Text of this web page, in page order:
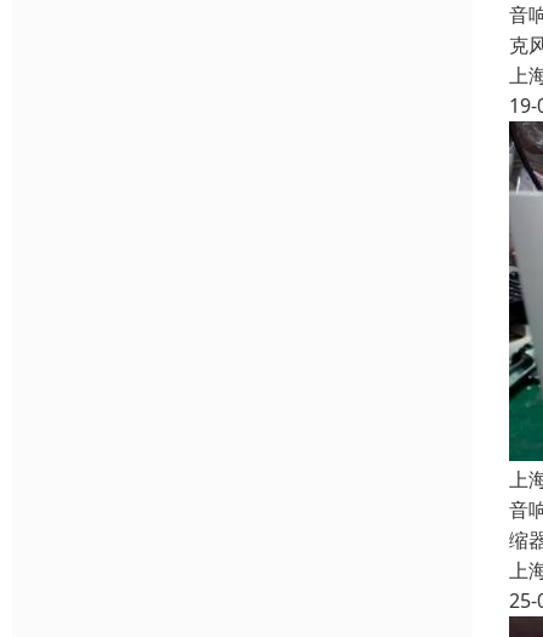
音
克
上
19-
上
音
缩
上
25-